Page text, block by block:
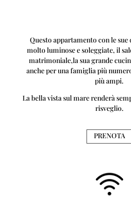
Questo appartamento con le sue
molto luminose e soleggiate, il
matrimoniale,la sua grande
anche per una famiglia più
più ampi.
La bella vista sul mare renderà
risveglio.
PRENOTA